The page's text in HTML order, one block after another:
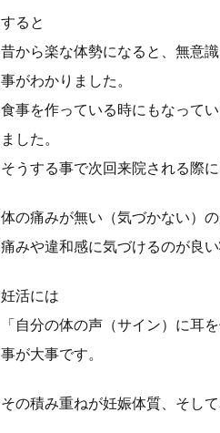
すると
昔から楽な体勢になると、無意
事がわかりました。
食事を作っている時にもなって
ました。
そうする事で次回来院される際
体の痛みが無い（気づかない）
痛みや違和感に気づけるのが良い
妊活には
「自分の体の声（サイン）に耳を
事が大事です。
その積み重ねが妊娠体質、そし